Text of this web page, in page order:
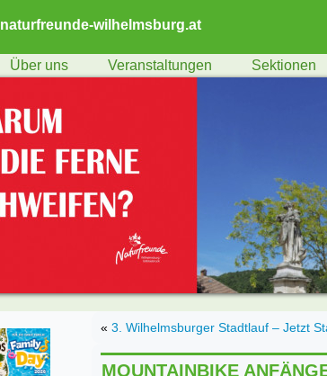
naturfreunde-wilhelmsburg.at
Über uns Veranstaltungen Sektionen
« 3. Wilhelmsburger Stadtlauf – Jetzt
MOUNTAINBIKE